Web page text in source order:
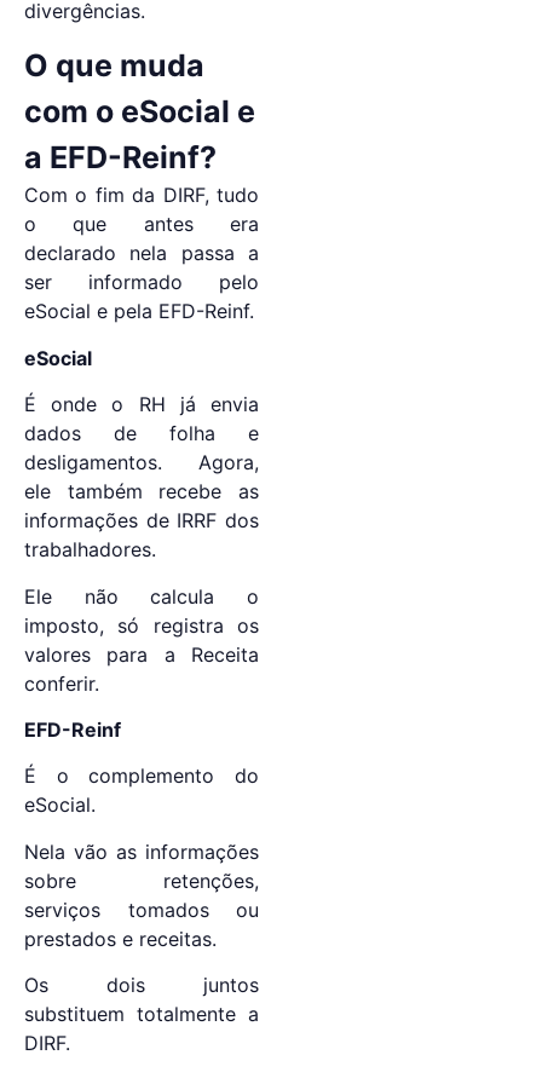
divergências.
O que muda
com o eSocial e
a EFD-Reinf?
Com o fim da DIRF, tudo
o que antes era
declarado nela passa a
ser informado pelo
eSocial e pela EFD-Reinf.
eSocial
É onde o RH já envia
dados de folha e
desligamentos. Agora,
ele também recebe as
informações de IRRF dos
trabalhadores.
Ele não calcula o
imposto, só registra os
valores para a Receita
conferir.
EFD-Reinf
É o complemento do
eSocial.
Nela vão as informações
sobre retenções,
serviços tomados ou
prestados e receitas.
Os dois juntos
substituem totalmente a
DIRF.